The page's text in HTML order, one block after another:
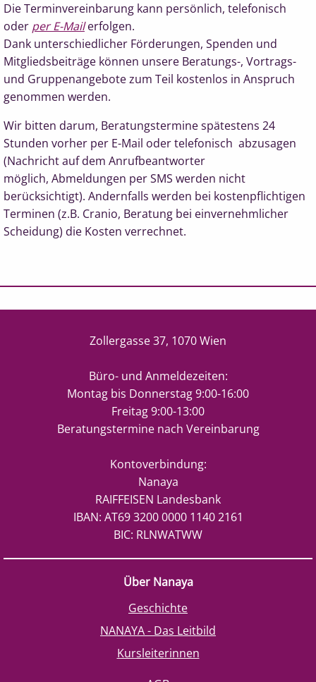
Die Terminvereinbarung kann persönlich, telefonisch
oder per E-Mailerfolgen.
Dank unterschiedlicher Förderungen, Spenden und
Mitgliedsbeiträge können unsere Beratungs-, Vortrags-
und Gruppenangebote zum Teil kostenlos in Anspruch
genommen werden.
Wir bitten darum, Beratungstermine spätestens 24
Stunden vorher per E-Mail oder telefonisch abzusagen
(Nachricht auf dem Anrufbeantworter
möglich, Abmeldungen per SMS werden nicht
berücksichtigt). Andernfalls werden bei kostenpflichtigen
Terminen (z.B. Cranio, Beratung bei einvernehmlicher
Scheidung) die Kosten verrechnet.
Über Nanaya
Geschichte
NANAYA - Das Leitbild
Kursleiterinnen
Zollergasse 37, 1070 Wien
Büro- und Anmeldezeiten:
Montag bis Donnerstag 9:00-16:00
Freitag 9:00-13:00
Beratungstermine nach Vereinbarung
Kontoverbindung:
Nanaya
RAIFFEISEN Landesbank
IBAN: AT69 3200 0000 1140 2161
BIC: RLNWATWW